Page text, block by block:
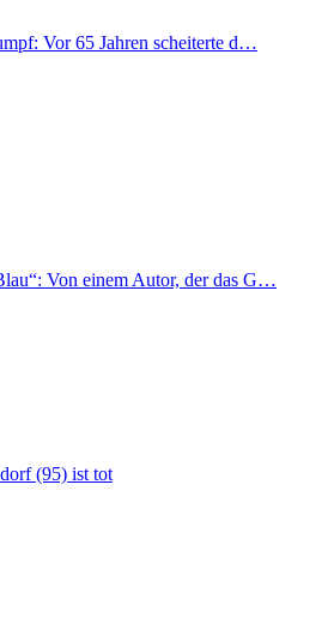
Vor 65 Jahren scheiterte d…
Von einem Autor, der das G…
(95) ist tot